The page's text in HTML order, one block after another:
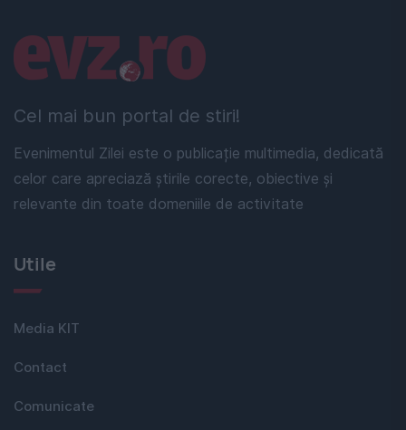
Cel mai bun portal de stiri!
Evenimentul Zilei este o publicație multimedia, dedicată
celor care apreciază știrile corecte, obiective și
relevante din toate domeniile de activitate
Linkuri utile
Utile
Media KIT
Contact
Comunicate